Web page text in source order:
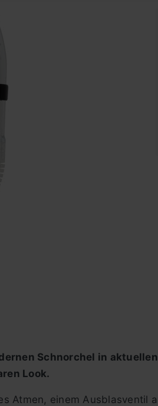
Schnorchel in
Look.
Atmen, einem Ausblasventil